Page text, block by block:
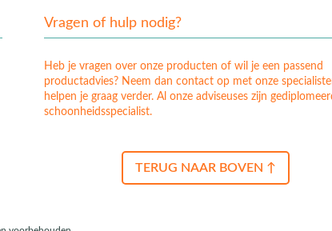
Vragen of hulp nodig?
Heb je vragen over onze producten of wil je een passend
productadvies? Neem dan contact op met onze
helpen je graag verder. Al onze adviseuses zijn
schoonheidsspecialist.
TERUG NAAR BOVEN ↑